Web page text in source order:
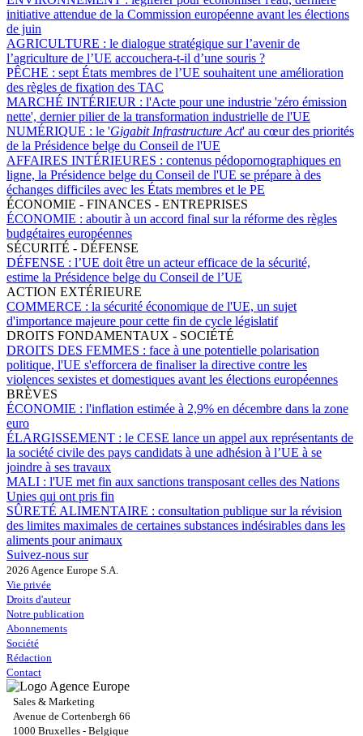
initiative attendue de la Commission européenne avant les élections
de juin
AGRICULTURE : le dialogue stratégique sur l’avenir de
l’agriculture de l’UE accouchera-t-il d’une souris ?
PÊCHE : sept États membres de l’UE souhaitent une amélioration
des règles de fixation des TAC
MARCHÉ INTÉRIEUR : l'Acte pour une industrie 'zéro émission
nette', dernier pilier de la transformation industrielle de l'UE
NUMÉRIQUE : le 'Gigabit Infrastructure Act' au cœur des priorités
de la Présidence belge du Conseil de l'UE
AFFAIRES INTÉRIEURES : contenus pédopornographiques en
ligne, la Présidence belge du Conseil de l'UE se prépare à des
échanges difficiles avec les États membres et le PE
ÉCONOMIE - FINANCES - ENTREPRISES
ÉCONOMIE : aboutir à un accord final sur la réforme des règles
budgétaires européennes
SÉCURITÉ - DÉFENSE
DÉFENSE : l’UE doit être un acteur efficace de la sécurité,
estime la Présidence belge du Conseil de l’UE
ACTION EXTÉRIEURE
COMMERCE : la sécurité économique de l'UE, un sujet
d'importance majeure pour cette fin de cycle législatif
DROITS FONDAMENTAUX - SOCIÉTÉ
DROITS DES FEMMES : face à une potentielle polarisation
politique, l'UE s'efforcera de finaliser la directive contre les
violences sexistes et domestiques avant les élections européennes
BRÈVES
ÉCONOMIE : l'inflation estimée à 2,9% en décembre dans la zone
euro
ÉLARGISSEMENT : le CESE lance un appel aux représentants de
la société civile des pays candidats à une adhésion à l’UE à se
joindre à ses travaux
MALI : l'UE met fin aux sanctions transposant celles des Nations
Unies qui ont pris fin
SÛRETÉ ALIMENTAIRE : consultation publique sur la révision
des limites maximales de certaines substances indésirables dans les
aliments pour animaux
Suivez-nous sur
2026 Agence Europe S.A.
Vie privée
Droits d'auteur
Notre publication
Abonnements
Société
Rédaction
Contact
Sales & Marketing
Avenue de Cortenbergh 66
1000 Bruxelles - Belgique